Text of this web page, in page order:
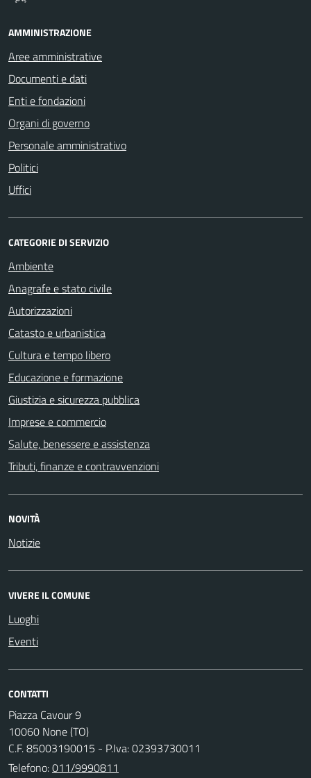
AMMINISTRAZIONE
Aree amministrative
Documenti e dati
Enti e fondazioni
Organi di governo
Personale amministrativo
Politici
Uffici
CATEGORIE DI SERVIZIO
Ambiente
Anagrafe e stato civile
Autorizzazioni
Catasto e urbanistica
Cultura e tempo libero
Educazione e formazione
Giustizia e sicurezza pubblica
Imprese e commercio
Salute, benessere e assistenza
Tributi, finanze e contravvenzioni
NOVITÀ
Notizie
VIVERE IL COMUNE
Luoghi
Eventi
CONTATTI
Piazza Cavour 9
10060 None (TO)
C.F. 85003190015 - P.Iva: 02393730011
Telefono:011/9990811